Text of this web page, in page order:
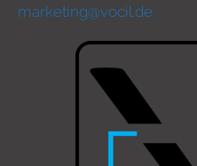
marketing@vocil.de